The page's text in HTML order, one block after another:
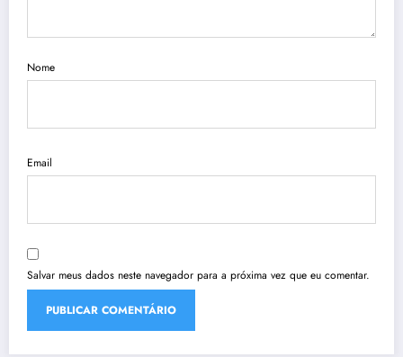
Nome
Email
Salvar meus dados neste navegador para a próxima vez que eu comentar.